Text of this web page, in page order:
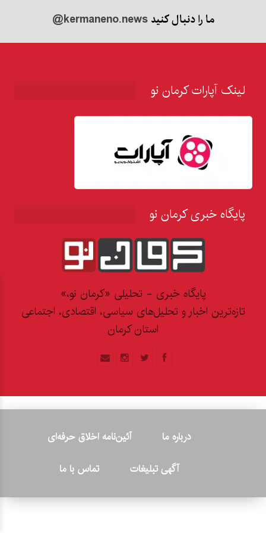
ما را دنبال کنید@kermaneno.news
لینک آپارات کرمان نو
پایگاه خبری کرمان نو
پایگاه خبری - تحلیلی «کرمان نو،»
تازه‌ترین اخبار و تحلیل‌های سیاسی، اقتصادی، اجتماعی
استان کرمان
درباره ما
آئین‌نامه اخلاق حرفه‌ای
آگهی تبلیغات
تماس با ما